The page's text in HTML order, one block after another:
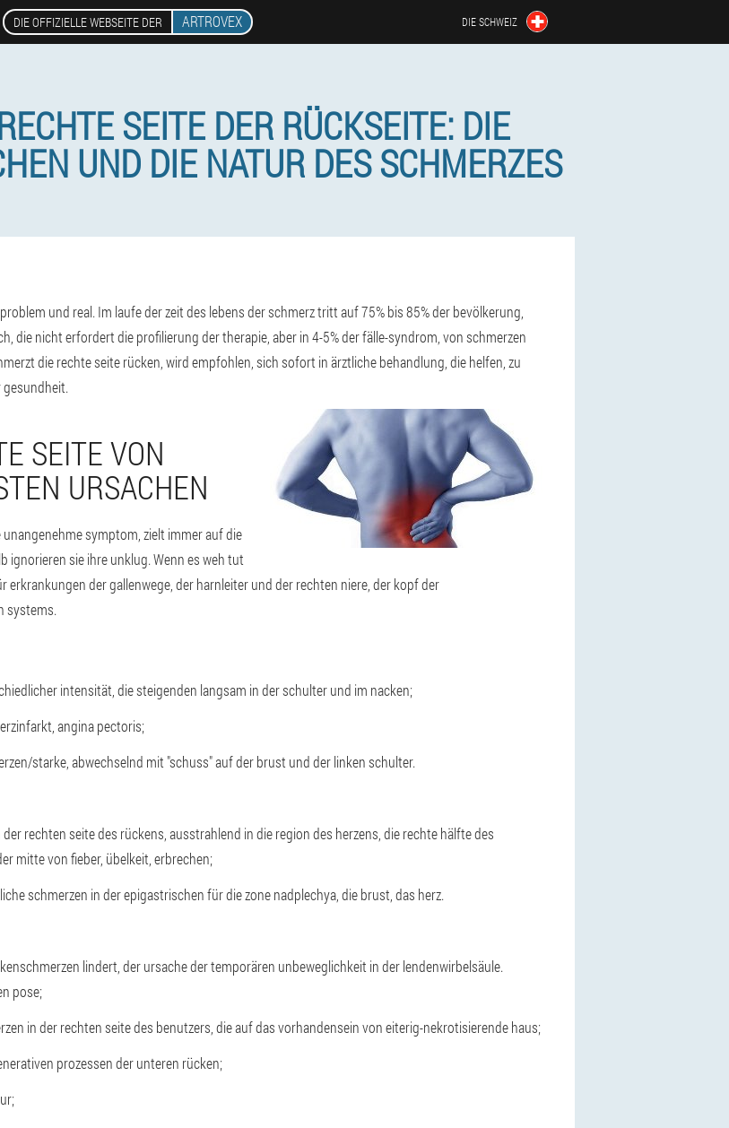
DIE OFFIZIELLE WEBSEITE DER ARTROVEX DIE SCHWEIZ
SEITE DER RÜCKSEITE: DIE
UND DIE NATUR DES SCHMERZES
und real. Im laufe der zeit des lebens der schmerz tritt auf 75% bis 85% der bevölkerung,
die nicht erfordert die profilierung der therapie, aber in 4-5% der fälle-syndrom, von schmerzen
die rechte seite rücken, wird empfohlen, sich sofort in ärztliche behandlung, die helfen, zu
SEITE VON
URSACHEN
symptom, zielt immer auf die
sie ihre unklug. Wenn es weh tut
der gallenwege, der harnleiter und der rechten niere, der kopf der
systems.
intensität, die steigenden langsam in der schulter und im nacken;
angina pectoris;
starke, abwechselnd mit "schuss" auf der brust und der linken schulter.
rechten seite des rückens, ausstrahlend in die region des herzens, die rechte hälfte des
mitte von fieber, übelkeit, erbrechen;
schmerzen in der epigastrischen für die zone nadplechya, die brust, das herz.
lindert, der ursache der temporären unbeweglichkeit in der lendenwirbelsäule.
pose;
in der rechten seite des benutzers, die auf das vorhandensein von eiterig-nekrotisierende haus;
prozessen der unteren rücken;